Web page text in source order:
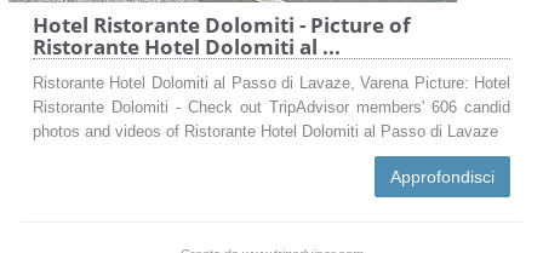
Hotel Ristorante Dolomiti - Picture of
Ristorante Hotel Dolomiti al ...
Ristorante Hotel Dolomiti al Passo di Lavaze, Varena Picture: Hotel
Ristorante Dolomiti - Check out TripAdvisor members' 606 candid
photos and videos of Ristorante Hotel Dolomiti al Passo di Lavaze
Approfondisci